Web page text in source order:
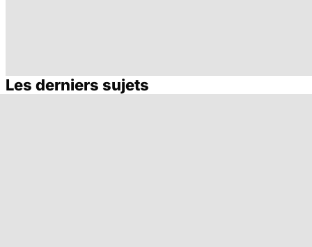
Bien dormir,
Fatigue
Les derniers sujets